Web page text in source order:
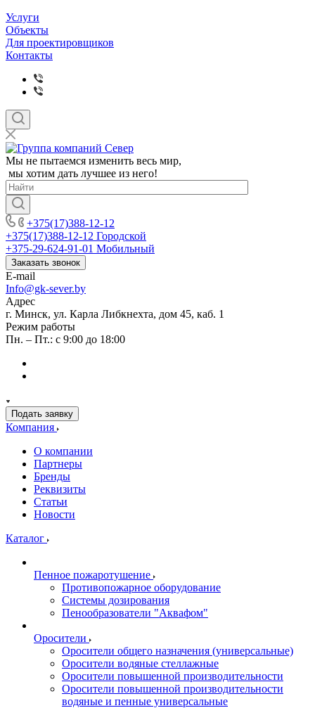
Услуги
Объекты
Для проектировщиков
Контакты
Мы не пытаемся изменить весь мир,
мы хотим дать лучшее из него!
+375(17)388-12-12
+375(17)388-12-12 Городской
+375-29-624-91-01 Мобильный
Заказать звонок
E-mail
Info@gk-sever.by
Адрес
г. Минск, ул. Карла Либкнехта, дом 45, каб. 1
Режим работы
Пн. – Пт.: с 9:00 до 18:00
Подать заявку
Компания
О компании
Партнеры
Бренды
Реквизиты
Статьи
Новости
Каталог
Пенное пожаротушение
Противопожарное оборудование
Системы дозирования
Пенообразователи "Аквафом"
Оросители
Оросители oбщего назначения (универсальные)
Оросители водяные стеллажные
Оросители повышенной производительности
Оросители повышенной производительности
водяные и пенные универсальные